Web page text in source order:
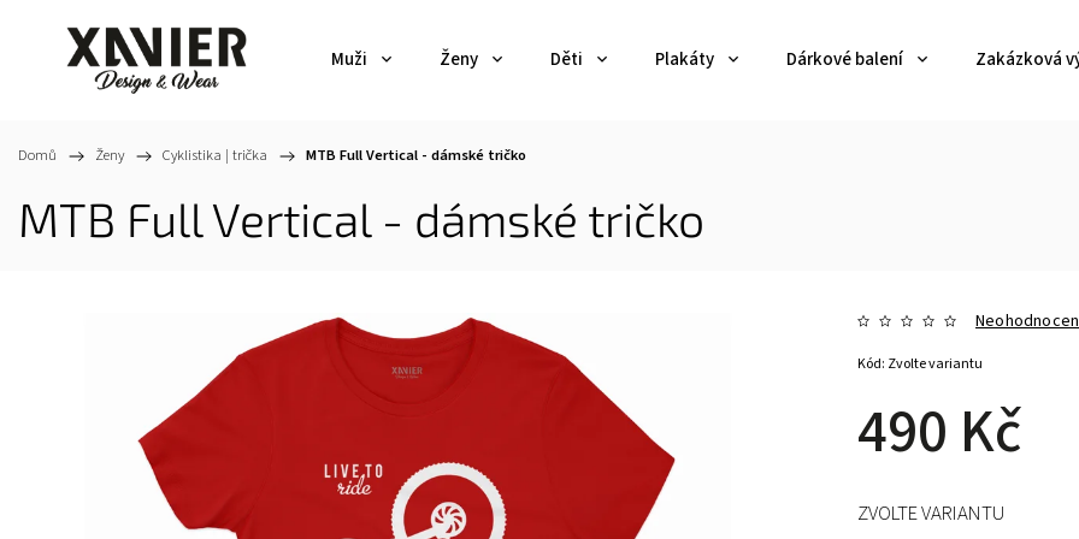
Muži Ženy Děti Plakáty Dárkové balení Zakázková
Domů / Ženy / Cyklistika | trička / MTB Full Vertical - dámské tričko
MTB Full Vertical - dámské tričko
490 Kč
Kód: Zvolte variantu
ZVOLTE VARIANTU